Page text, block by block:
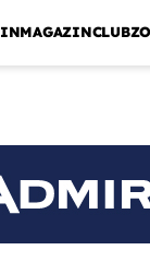
INMAGAZIN